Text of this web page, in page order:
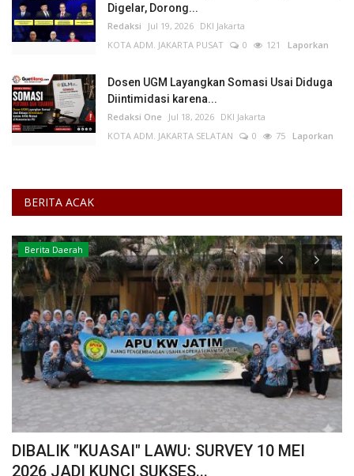
Digelar, Dorong...
Redaksi Jul 19, 2026 DKI Jakarta
KOTA ADM. JAKARTA PUSAT
0 121 Laporkan
Dosen UGM Layangkan Somasi Usai Diduga
Diintimidasi karena...
Redaksi One Jul 18, 2026 DKI Jakarta
KOTA ADM. JAKARTA SELATAN
0 75 Laporkan
BERITA ACAK
Berita Daerah
DIBALIK "KUASAI" LAWU: SURVEY 10 MEI
2026 JADI KUNCI SUKSES...